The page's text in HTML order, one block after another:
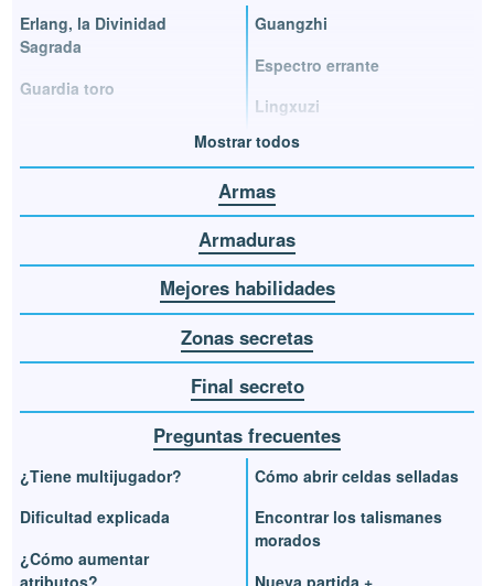
Erlang, la Divinidad
Sagrada
Guardia toro
Guangzhi
Espectro errante
Lingxuzi
Mostrar todos
Armas
Armaduras
Mejores habilidades
Zonas secretas
Final secreto
Preguntas frecuentes
¿Tiene multijugador?
Dificultad explicada
¿Cómo aumentar
Cómo abrir celdas selladas
Encontrar los talismanes
morados